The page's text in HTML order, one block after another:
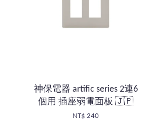
神保電器 artific series 2連6
個用 插座弱電面板 🇯🇵
NT$ 240